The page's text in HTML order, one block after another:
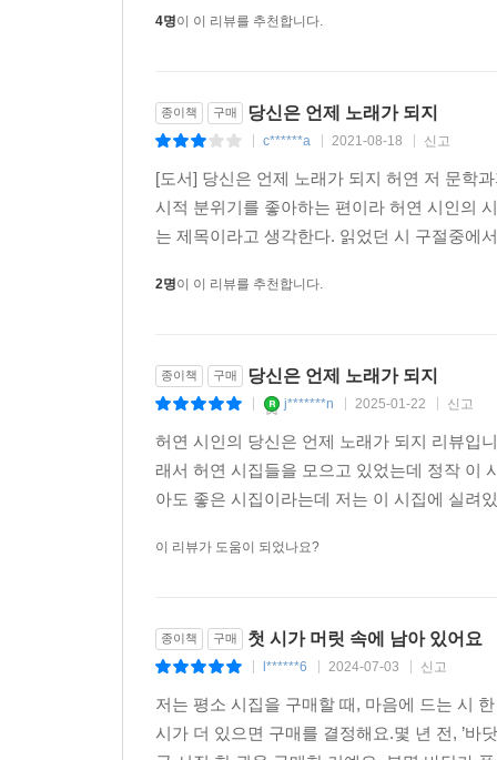
고전을 넓고 깊게 탐독하여 이와 관련한 다수의
않았고 타인의 텍스트를 모사하지도 않았던, 단
빠져들어 독자적인 스타일을 구가했던 허연. 시
부단히 가고 있다.
중독되면
누가 더 오래 살까? 이런 거 걱정해야 하잖아.
[……]
이별의 종류는 너무나 많으니까. 또 생길 거니까.
너무 많은 방향으로 날아오르는 새들과
너무 많은 바다로 가는 배들과
너무 많은 돌멩이들
사랑해. 그렇지만
4명이 이 리뷰를 추천합니다.
종이책 구매 당신은 언제 노래가 되지
c******a 2021-08-18 신고
[도서] 당신은 언제 노래가 되지 허연 저 문학
시적 분위기를 좋아하는 편이라 허연 시인의
는 제목이라고 생각한다. 읽었던 시 구절중에
2명이 이 리뷰를 추천합니다.
종이책 구매 당신은 언제 노래가 되지
j*******n 2025-01-22 신고
허연 시인의 당신은 언제 노래가 되지 리뷰입
래서 허연 시집들을 모으고 있었는데 정작 이
아도 좋은 시집이라는데 저는 이 시집에 실려
이 리뷰가 도움이 되었나요?
종이책 구매 첫 시가 머릿 속에 남아 있어요
l******6 2024-07-03 신고
저는 평소 시집을 구매할 때, 마음에 드는 시
시가 더 있으면 구매를 결정해요.몇 년 전, ’바